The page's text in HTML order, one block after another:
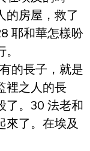
的房屋，救了
耶和華怎樣吩
的長子，就是
裡之人的長
了。30 法老和
來了。在埃及